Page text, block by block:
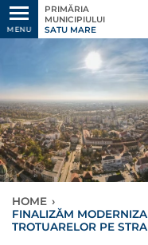
MENU
PRIMĂRIA
MUNICIPIULUI
SATU MARE
HOME ›
FINALIZĂM
TROTUARELOR PE